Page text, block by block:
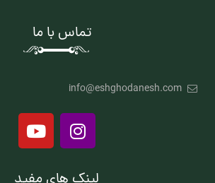
تماس با ما
info@eshghodanesh.com